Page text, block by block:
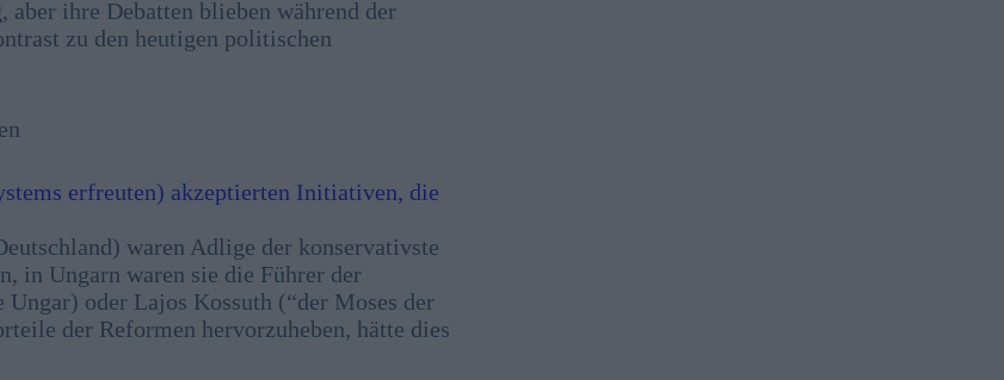
ihre Debatten blieben während der
zu den heutigen politischen
erfreuten) akzeptierten Initiativen, die
waren Adlige der konservativste
in Ungarn waren sie die Führer der
oder Lajos Kossuth (“der Moses der
der Reformen hervorzuheben, hätte dies